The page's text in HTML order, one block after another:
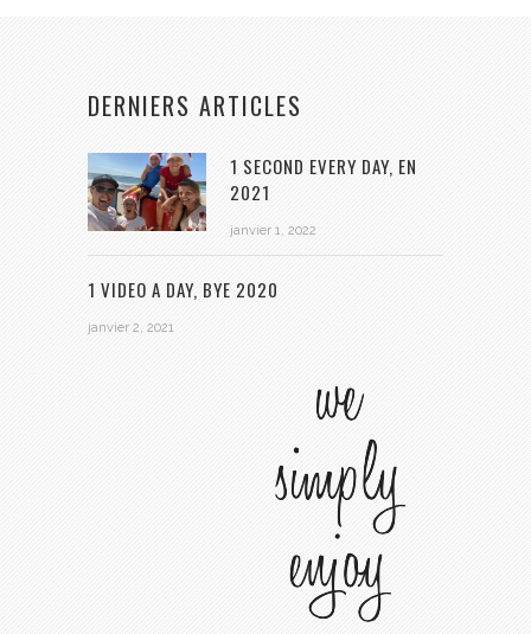
DERNIERS ARTICLES
1 SECOND EVERY DAY, EN
2021
janvier 1, 2022
1 VIDEO A DAY, BYE 2020
janvier 2, 2021